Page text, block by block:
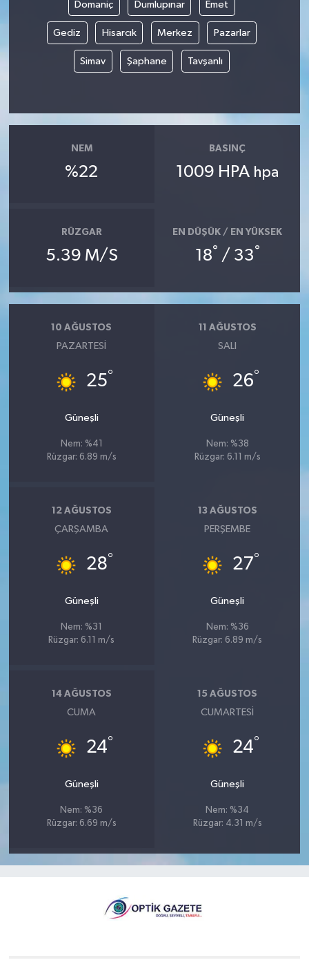
Domaniç Dumlupınar Emet
Gediz Hisarcık Merkez Pazarlar
Simav Şaphane Tavşanlı
NEM
%22
BASINÇ
1009 HPA hpa
RÜZGAR
5.39 M/S
EN DÜŞÜK / EN YÜKSEK
18° / 33°
10 AĞUSTOS
PAZARTESI
25°
Güneşli
Nem: %41
Rüzgar: 6.89 m/s
11 AĞUSTOS
SALI
26°
Güneşli
Nem: %38
Rüzgar: 6.11 m/s
12 AĞUSTOS
ÇARŞAMBA
28°
Güneşli
Nem: %31
Rüzgar: 6.11 m/s
13 AĞUSTOS
PERŞEMBE
27°
Güneşli
Nem: %36
Rüzgar: 6.89 m/s
14 AĞUSTOS
CUMA
24°
Güneşli
Nem: %36
Rüzgar: 6.69 m/s
15 AĞUSTOS
CUMARTESI
24°
Güneşli
Nem: %34
Rüzgar: 4.31 m/s